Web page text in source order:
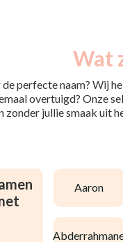
Wat
perfecte naam? Wij
overtuigd? Onze
zonder jullie smaak uit
aaron